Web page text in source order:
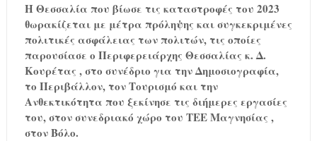
Η Θεσσαλία που βίωσε τις καταστροφές του 2023
θωρακίζεται με μέτρα πρόληψης και συγκεκριμένες
πολιτικές ασφάλειας των πολιτών, τις οποίες
παρουσίασε ο Περιφερειάρχης Θεσσαλίας κ. Δ.
Κουρέτας , στο συνέδριο για την Δημοσιογραφία,
το Περιβάλλον, τον Τουρισμό και την
Ανθεκτικότητα που ξεκίνησε τις διήμερες εργασίες
του, στον συνεδριακό χώρο του ΤΕΕ Μαγνησίας ,
στον Βόλο.